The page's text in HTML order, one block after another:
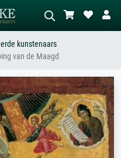
Beschrijf de scène – bijv. groene
abstract met veel rood, donker
staand naakt naast
een boom.
kunstenaars
van de Maagd